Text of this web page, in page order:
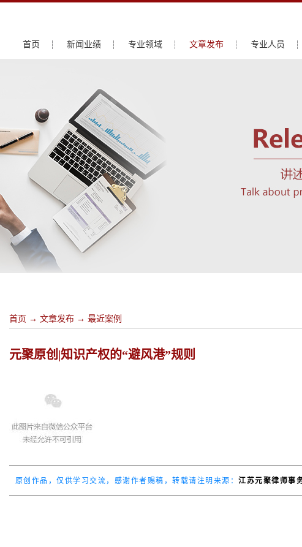
首页 新闻业绩 专业领域 文章发布 专业人员
首页 → 文章发布 → 最近案例
元聚原创|知识产权的“避风港”规则
原创作品，仅供学习交流，感谢作者赐稿，转载请注明来源：江苏元聚律师事